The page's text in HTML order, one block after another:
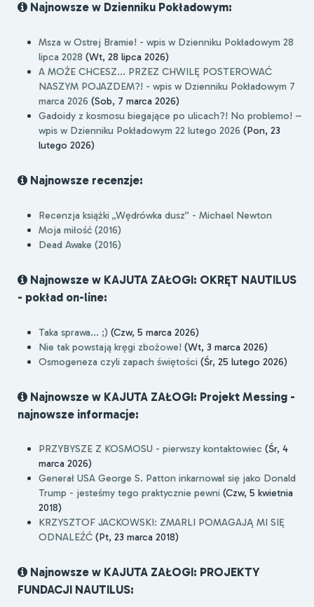
Najnowsze w Dzienniku Pokładowym:
Msza w Ostrej Bramie! - wpis w Dzienniku Pokładowym 28
lipca 2028 (Wt, 28 lipca 2026)
A MOŻE CHCESZ... PRZEZ CHWILĘ POSTEROWAĆ
NASZYM POJAZDEM?! - wpis w Dzienniku Pokładowym 7
marca 2026 (Sob, 7 marca 2026)
Gadoidy z kosmosu biegające po ulicach?! No problemo! –
wpis w Dzienniku Pokładowym 22 lutego 2026 (Pon, 23
lutego 2026)
Najnowsze recenzje:
Recenzja książki „Wędrówka dusz” - Michael Newton
Moja miłość (2016)
Dead Awake (2016)
Najnowsze w KAJUTA ZAŁOGI: OKRĘT NAUTILUS
- pokład on-line:
Taka sprawa... ;) (Czw, 5 marca 2026)
Nie tak powstają kręgi zbożowe! (Wt, 3 marca 2026)
Osmogeneza czyli zapach świętości (Śr, 25 lutego 2026)
Najnowsze w KAJUTA ZAŁOGI: Projekt Messing -
najnowsze informacje:
PRZYBYSZE Z KOSMOSU - pierwszy kontaktowiec (Śr, 4
marca 2026)
Generał USA George S. Patton inkarnował się jako Donald
Trump - jesteśmy tego praktycznie pewni (Czw, 5 kwietnia
2018)
KRZYSZTOF JACKOWSKI: ZMARLI POMAGAJĄ MI SIĘ
ODNALEŹĆ (Pt, 23 marca 2018)
Najnowsze w KAJUTA ZAŁOGI: PROJEKTY
FUNDACJI NAUTILUS: